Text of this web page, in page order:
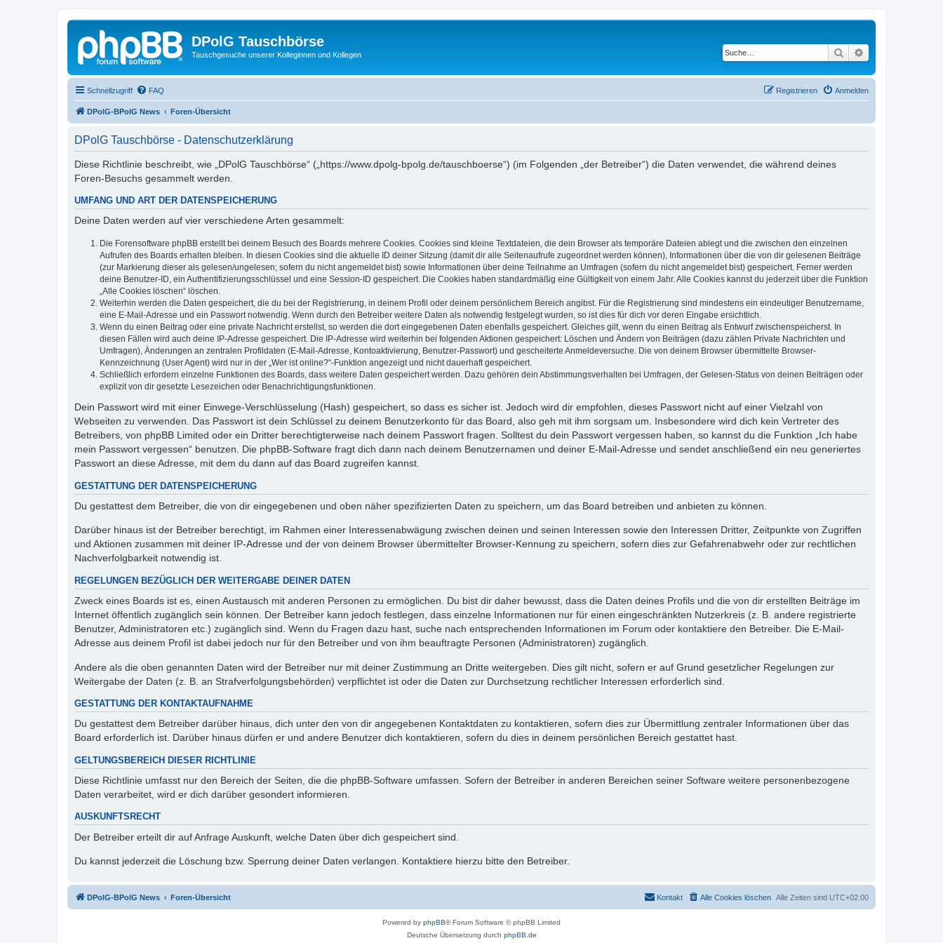
DPolG Tauschbörse
Tauschgesuche unserer Kolleginnen und Kollegen Suche
Schnellzugriff FAQ Anmelden
Registrieren
DPolG-BPolG News Foren-Übersicht
DPolG Tauschbörse - Datenschutzerklärung
Diese Richtlinie beschreibt, wie „DPolG Tauschbörse“ („https://www.dpolg-bpolg.de/tauschboerse“) (im Folgenden „der Betreiber“) die Daten verwendet, die während deines
Foren-Besuchs gesammelt werden.
UMFANG UND ART DER DATENSPEICHERUNG
Deine Daten werden auf vier verschiedene Arten gesammelt:
Die Forensoftware phpBB erstellt bei deinem Besuch des Boards mehrere Cookies. Cookies sind kleine Textdateien, die dein Browser als temporäre Dateien ablegt und die zwischen den einzelnen
Aufrufen des Boards erhalten bleiben. In diesen Cookies sind die aktuelle ID deiner Sitzung (damit dir alle Seitenaufrufe zugeordnet werden können), Informationen über die von dir gelesenen Beiträge
(zur Markierung dieser als gelesen/ungelesen; sofern du nicht angemeldet bist) sowie Informationen über deine Teilnahme an Umfragen (sofern du nicht angemeldet bist) gespeichert. Ferner werden
deine Benutzer-ID, ein Authentifizierungsschlüssel und eine Session-ID gespeichert. Die Cookies haben standardmäßig eine Gültigkeit von einem Jahr. Alle Cookies kannst du jederzeit über die Funktion
„Alle Cookies löschen“ löschen.
Weiterhin werden die Daten gespeichert, die du bei der Registrierung, in deinem Profil oder deinem persönlichem Bereich angibst. Für die Registrierung sind mindestens ein eindeutiger Benutzername,
eine E-Mail-Adresse und ein Passwort notwendig. Wenn durch den Betreiber weitere Daten als notwendig festgelegt wurden, so ist dies für dich vor deren Eingabe ersichtlich.
Wenn du einen Beitrag oder eine private Nachricht erstellst, so werden die dort eingegebenen Daten ebenfalls gespeichert. Gleiches gilt, wenn du einen Beitrag als Entwurf zwischenspeicherst. In
diesen Fällen wird auch deine IP-Adresse gespeichert. Die IP-Adresse wird weiterhin bei folgenden Aktionen gespeichert: Löschen und Ändern von Beiträgen (dazu zählen Private Nachrichten und
Umfragen), Änderungen an zentralen Profildaten (E-Mail-Adresse, Kontoaktivierung, Benutzer-Passwort) und gescheiterte Anmeldeversuche. Die von deinem Browser übermittelte Browser-
Kennzeichnung (User Agent) wird nur in der „Wer ist online?“-Funktion angezeigt und nicht dauerhaft gespeichert.
Schließlich erfordern einzelne Funktionen des Boards, dass weitere Daten gespeichert werden. Dazu gehören dein Abstimmungsverhalten bei Umfragen, der Gelesen-Status von deinen Beiträgen oder
explizit von dir gesetzte Lesezeichen oder Benachrichtigungsfunktionen.
Dein Passwort wird mit einer Einwege-Verschlüsselung (Hash) gespeichert, so dass es sicher ist. Jedoch wird dir empfohlen, dieses Passwort nicht auf einer Vielzahl von
Webseiten zu verwenden. Das Passwort ist dein Schlüssel zu deinem Benutzerkonto für das Board, also geh mit ihm sorgsam um. Insbesondere wird dich kein Vertreter des
Betreibers, von phpBB Limited oder ein Dritter berechtigterweise nach deinem Passwort fragen. Solltest du dein Passwort vergessen haben, so kannst du die Funktion „Ich habe
mein Passwort vergessen“ benutzen. Die phpBB-Software fragt dich dann nach deinem Benutzernamen und deiner E-Mail-Adresse und sendet anschließend ein neu generiertes
Passwort an diese Adresse, mit dem du dann auf das Board zugreifen kannst.
GESTATTUNG DER DATENSPEICHERUNG
Du gestattest dem Betreiber, die von dir eingegebenen und oben näher spezifizierten Daten zu speichern, um das Board betreiben und anbieten zu können.
Darüber hinaus ist der Betreiber berechtigt, im Rahmen einer Interessenabwägung zwischen deinen und seinen Interessen sowie den Interessen Dritter, Zeitpunkte von Zugriffen
und Aktionen zusammen mit deiner IP-Adresse und der von deinem Browser übermittelter Browser-Kennung zu speichern, sofern dies zur Gefahrenabwehr oder zur rechtlichen
Nachverfolgbarkeit notwendig ist.
REGELUNGEN BEZÜGLICH DER WEITERGABE DEINER DATEN
Zweck eines Boards ist es, einen Austausch mit anderen Personen zu ermöglichen. Du bist dir daher bewusst, dass die Daten deines Profils und die von dir erstellten Beiträge im
Internet öffentlich zugänglich sein können. Der Betreiber kann jedoch festlegen, dass einzelne Informationen nur für einen eingeschränkten Nutzerkreis (z. B. andere registrierte
Benutzer, Administratoren etc.) zugänglich sind. Wenn du Fragen dazu hast, suche nach entsprechenden Informationen im Forum oder kontaktiere den Betreiber. Die E-Mail-
Adresse aus deinem Profil ist dabei jedoch nur für den Betreiber und von ihm beauftragte Personen (Administratoren) zugänglich.
Andere als die oben genannten Daten wird der Betreiber nur mit deiner Zustimmung an Dritte weitergeben. Dies gilt nicht, sofern er auf Grund gesetzlicher Regelungen zur
Weitergabe der Daten (z. B. an Strafverfolgungsbehörden) verpflichtet ist oder die Daten zur Durchsetzung rechtlicher Interessen erforderlich sind.
GESTATTUNG DER KONTAKTAUFNAHME
Du gestattest dem Betreiber darüber hinaus, dich unter den von dir angegebenen Kontaktdaten zu kontaktieren, sofern dies zur Übermittlung zentraler Informationen über das
Board erforderlich ist. Darüber hinaus dürfen er und andere Benutzer dich kontaktieren, sofern du dies in deinem persönlichen Bereich gestattet hast.
GELTUNGSBEREICH DIESER RICHTLINIE
Diese Richtlinie umfasst nur den Bereich der Seiten, die die phpBB-Software umfassen. Sofern der Betreiber in anderen Bereichen seiner Software weitere personenbezogene
Daten verarbeitet, wird er dich darüber gesondert informieren.
AUSKUNFTSRECHT
Der Betreiber erteilt dir auf Anfrage Auskunft, welche Daten über dich gespeichert sind.
Du kannst jederzeit die Löschung bzw. Sperrung deiner Daten verlangen. Kontaktiere hierzu bitte den Betreiber.
DPolG-BPolG News Foren-Übersicht Alle Zeiten sind UTC+02:00
Alle Cookies löschen
Kontakt
Powered by phpBB® Forum Software © phpBB Limited
Deutsche Übersetzung durch phpBB.de